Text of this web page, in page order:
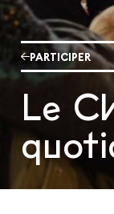
PARTICIPER
Le
Les cours
Le Festival
Infos
Ressources
Cartes
S'abonner à la